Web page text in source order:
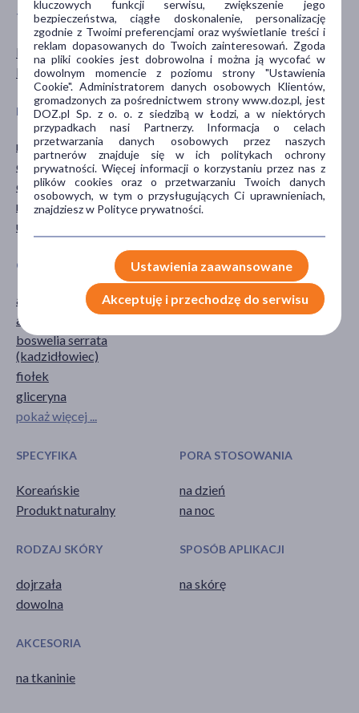
TYP PRODUKTU
Kosmetyk
Produkt roślinny
POSTAĆ
maseczka
saszetki
DZIAŁANIE/WŁAŚCIWOŚCI
nawilżające
ochronne
odżywcze
regenerujące
ujędrniające
PROBLEM
wiotkość skóry
zmarszczki
GŁÓWNY SKŁADNIK
alantoina
arginina
boswelia serrata
(kadzidłowiec)
fiołek
gliceryna
pokaż więcej ...
CZĘŚĆ CIAŁA
szyja
SPECYFIKA
Koreańskie
Produkt naturalny
PORA STOSOWANIA
na dzień
na noc
RODZAJ SKÓRY
dojrzała
dowolna
SPOSÓB APLIKACJI
na skórę
AKCESORIA
na tkaninie
kluczowych funkcji serwisu, zwiększenie jego
bezpieczeństwa, ciągłe doskonalenie, personalizację
zgodnie z Twoimi preferencjami oraz wyświetlanie treści i
reklam dopasowanych do Twoich zainteresowań. Zgoda
na pliki cookies jest dobrowolna i można ją wycofać w
dowolnym momencie z poziomu strony "Ustawienia
Cookie". Administratorem danych osobowych Klientów,
gromadzonych za pośrednictwem strony www.doz.pl, jest
DOZ.pl Sp. z o. o. z siedzibą w Łodzi, a w niektórych
przypadkach nasi Partnerzy. Informacja o celach
przetwarzania danych osobowych przez naszych
partnerów znajduje się w ich politykach ochrony
prywatności. Więcej informacji o korzystaniu przez nas z
plików cookies oraz o przetwarzaniu Twoich danych
osobowych, w tym o przysługujących Ci uprawnieniach,
znajdziesz w Polityce prywatności.
Ustawienia zaawansowane
Akceptuję i przechodzę do serwisu